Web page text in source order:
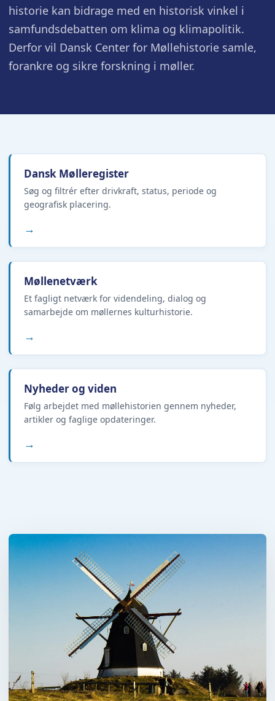
historie kan bidrage med en historisk vinkel i
samfundsdebatten om klima og klimapolitik.
Derfor vil Dansk Center for Møllehistorie samle,
forankre og sikre forskning i møller.
Dansk Mølleregister
Søg og filtrér efter drivkraft, status, periode og
geografisk placering.
→
Møllenetværk
Et fagligt netværk for videndeling, dialog og
samarbejde om møllernes kulturhistorie.
→
Nyheder og viden
Følg arbejdet med møllehistorien gennem nyheder,
artikler og faglige opdateringer.
→